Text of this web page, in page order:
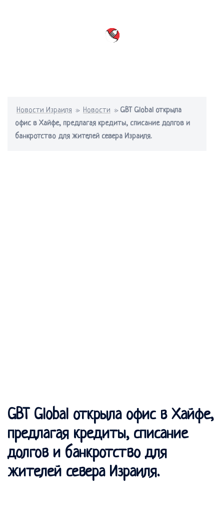
Новости Израиля » Новости » GBT Global открыла
офис в Хайфе, предлагая кредиты, списание долгов и
банкротство для жителей севера Израиля.
GBT Global открыла офис в Хайфе,
предлагая кредиты, списание
долгов и банкротство для
жителей севера Израиля.